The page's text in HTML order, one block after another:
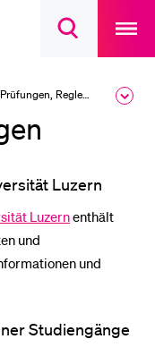
Suchdialog
main
Lehrveranstaltungen, Prüfungen, Reglemente
Luzern
Luzernenthält
und
und
Studiengänge